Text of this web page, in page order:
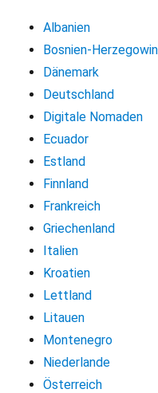
Albanien
Bosnien-
Dänemark
Deutschland
Digitale Nomaden
Ecuador
Estland
Finnland
Frankreich
Griechenland
Italien
Kroatien
Lettland
Litauen
Montenegro
Niederlande
Österreich